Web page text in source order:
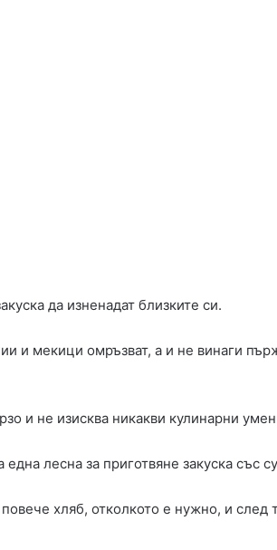
да изненадат близките си.
и мекици омръзват, а и не винаги
и не изисква никакви кулинарни
лесна за приготвяне закуска със
хляб, отколкото е нужно, и след